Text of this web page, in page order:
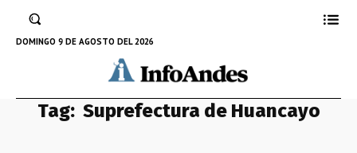
DOMINGO 9 DE AGOSTO DEL 2026
Tag: Suprefectura de Huancayo